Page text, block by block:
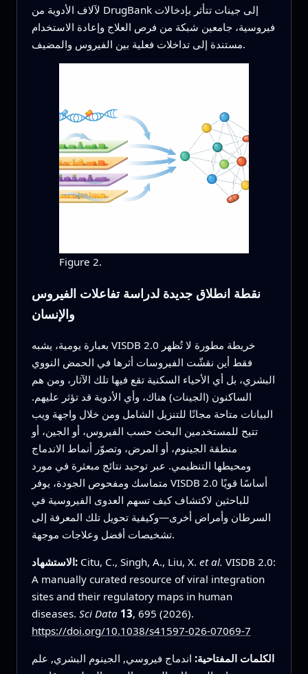
لآلاف الأدوية من DrugBank إلى جينات تتأثر بإدخالات
فيروسية، جامعين شبكة من فرص العلاج وإعادة الاستخدام
مستندة إلى تداخلات فعلية بين الفيروس والمضيف.
Figure 2.
نقطة انطلاق جديدة لدراسة تفاعلات الفيروس
والإنسان
بعبارة يومية، يشبه VISDB 2.0 خريطة مطورة لا تُظهر
فقط أين نقشّت الفيروسات أثرها في الحمض النووي
البشري، بل أي الأحياء السكنية تقع فيها تلك الآثار، ومن هم
الساكنون (الجينات) هناك، وأي الأدوية قد تؤثر عليهم.
البيانات متاحة مجانًا للتنزيل الشامل ومن خلال واجهة ويب
تتيح للمستخدمين البحث حسب الفيروس، أو الجين، أو
منطقة الجينوم، أو المرض، وتصوّر أنماط الاندماج
ومحيطها التنظيمي. عبر توحيد نتائج مبعثرة في مورد
متماسك ومفحوص الجودة، يوفر VISDB 2.0 أساسًا قويًا
للباحثين لاكتشاف كيف تسهم العدوى الفيروسية في
السرطان وأمراض أخرى—وكيفية تحويل تلك المعرفة إلى
تشخيصات أفضل وعلاجات موجهة.
الاستشهاد: Citu, C., Singh, A., Liu, X. et al. VISDB 2.0:
A manually curated resource of viral integration
sites and their regulatory maps in human
diseases. Sci Data 13, 695 (2026).
https://doi.org/10.1038/s41597-026-07069-7
الكلمات المفتاحية: اندماج فيروسي, الجينوم البشري, علم